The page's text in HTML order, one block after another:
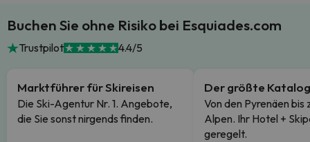
Buchen Sie ohne Risiko bei Esquiades.com
Trustpilot 4.4/5
Marktführer für Skireisen
Die Ski-Agentur Nr. 1. Angebote,
die Sie sonst nirgends finden.
Der größte Katalog
Von den Pyrenäen bis
Alpen. Ihr Hotel +
geregelt.